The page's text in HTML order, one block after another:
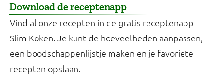
Download de receptenapp
Vind al onze recepten in de gratis receptenapp
Slim Koken. Je kunt de hoeveelheden aanpassen,
een boodschappenlijstje maken en je favoriete
recepten opslaan.